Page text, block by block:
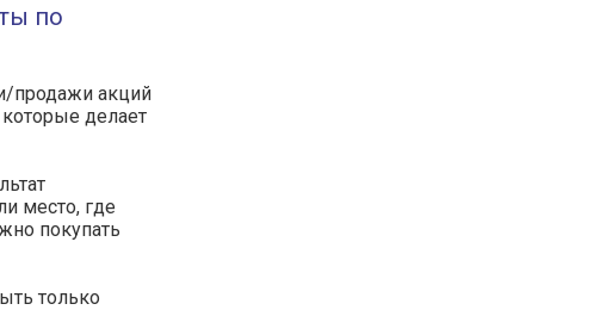
по
продажи акций
делает
место, где
покупать
только